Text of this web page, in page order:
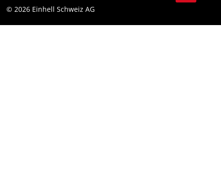
Impressum
© 2026 Einhell Schweiz AG